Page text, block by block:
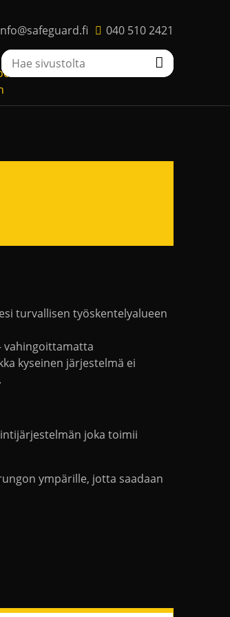
040 510 2421
turvallisen työskentelyalueen
vahingoittamatta
kyseinen järjestelmä ei
joka toimii
ympärille, jotta saadaan